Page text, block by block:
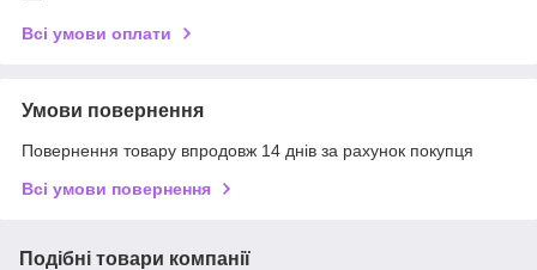
Всі умови оплати
Умови повернення
Повернення товару впродовж 14 днів за рахунок покупця
Всі умови повернення
Подібні товари компанії